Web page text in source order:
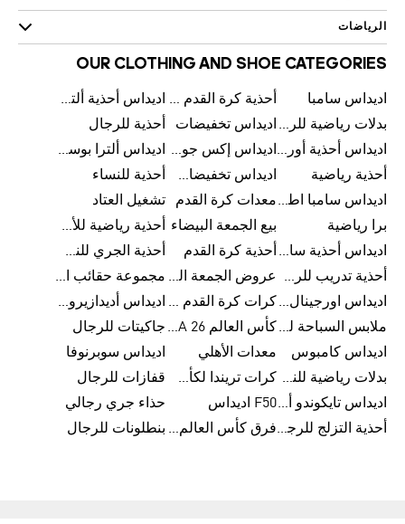
الرياضات
OUR CLOTHING AND SHOE CATEGORIES
اديداس سامبا أحذية كرة القدم للرجال
اديداس أحذية ألترا بوست للرجال
بدلات رياضية للرجال اديداس تخفيضات
أحذية للرجال
اديداس أحذية أورجينالز
اديداس إكس جود بيلينغهام
اديداس ألترا بوست
أحذية رياضية
اديداس تخفيضات للأطفال
أحذية للنساء
اديداس سامبا اطفالمعدات كرة القدم
تشغيل العتاد
برا رياضية
بيع الجمعة البيضاء
أحذية رياضية للأطفال
اديداس أحذية سامبا للنساء أحذية كرة القدم
أحذية الجري للنساء
أحذية تدريب للرجال
عروض الجمعة البيضاء للرجال
مجموعة حقائب الظهر
اديداس اورجينال ملابس
كرات كرة القدم للرجال
اديداس أديدازيرو معدات الجري
ملابس السباحة للرجال
كأس العالم FIFA 26™ جاكيتات للرجال
اديداس كامبوس
معدات الأهلي
اديداس سوبرنوفا
بدلات رياضية للنساء
كرات تريندا لكأس العالم FIFA 26™
قفازات للرجال
اديداس تايكوندو أورجنالزF50 اديداس
حذاء جري رجالي
أحذية التزلج للرجال
فرق كأس العالم FIFA 26™ بنطلونات للرجال